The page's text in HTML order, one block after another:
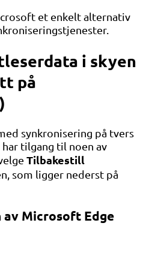
et enkelt alternativ
i skyen
på
synkronisering på tvers
tilgang til noen av
Tilbakestill
som ligger nederst på
av Microsoft Edge